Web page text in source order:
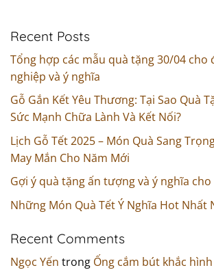
Recent Posts
Tổng hợp các mẫu quà tặng 30/04 cho
nghiệp và ý nghĩa
Gỗ Gắn Kết Yêu Thương: Tại Sao Quà
Sức Mạnh Chữa Lành Và Kết Nối?
Lịch Gỗ Tết 2025 – Món Quà Sang
May Mắn Cho Năm Mới
Gợi ý quà tặng ấn tượng và ý nghĩa
Những Món Quà Tết Ý Nghĩa Hot Nhất
Recent Comments
Ngọc Yến trong Ống cắm bút khắc